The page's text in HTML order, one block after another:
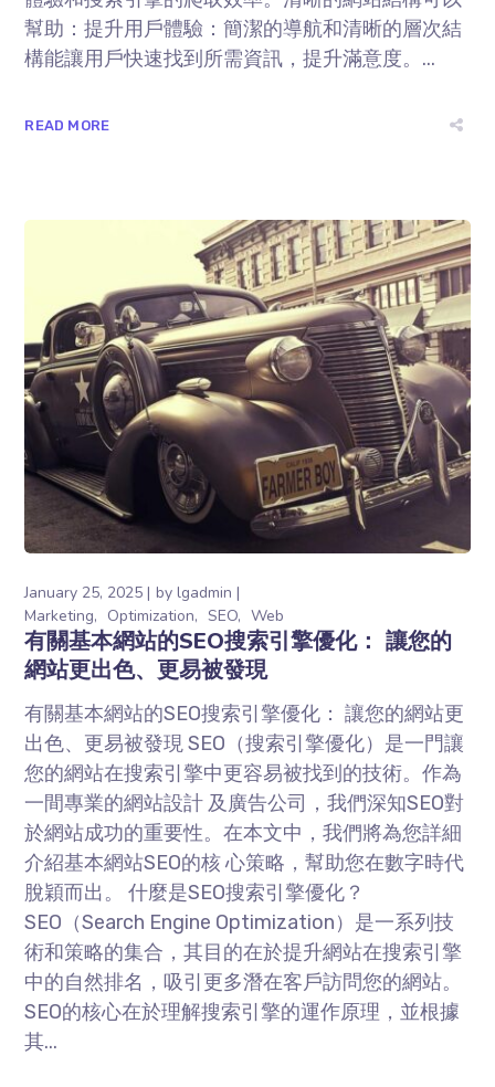
幫助：提升⽤戶體驗：簡潔的導航和清晰的層次結
構能讓⽤戶快速找到所需資訊，提升滿意度。...
READ MORE
January 25, 2025 bylgadmin
Marketing
Optimization SEO Web
有關基本網站的SEO搜索引擎優化： 讓您的
網站更出⾊、更易被發現
有關基本網站的SEO搜索引擎優化： 讓您的網站更
出⾊、更易被發現 SEO（搜索引擎優化）是⼀⾨讓
您的網站在搜索引擎中更容易被找到的技術。作為
⼀間專業的網站設計 及廣告公司，我們深知SEO對
於網站成功的重要性。在本⽂中，我們將為您詳細
介紹基本網站SEO的核 ⼼策略，幫助您在數字時代
脫穎⽽出。 什麼是SEO搜索引擎優化？
SEO（Search Engine Optimization）是⼀系列技
術和策略的集合，其⽬的在於提升網站在搜索引擎
中的⾃然排名，吸引更多潛在客戶訪問您的網站。
SEO的核⼼在於理解搜索引擎的運作原理，並根據
其...